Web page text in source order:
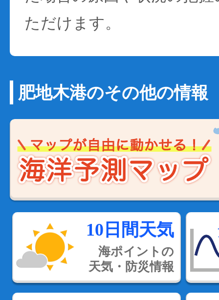
ただけます。
肥地木港のその他の情報
10日間天気
海ポイントの
天気・防災情報